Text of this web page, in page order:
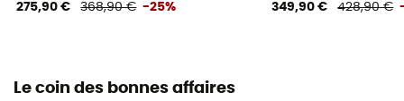
275,90 € 368,90 € -25% 349,90 € 428,90 €
Le coin des bonnes affaires